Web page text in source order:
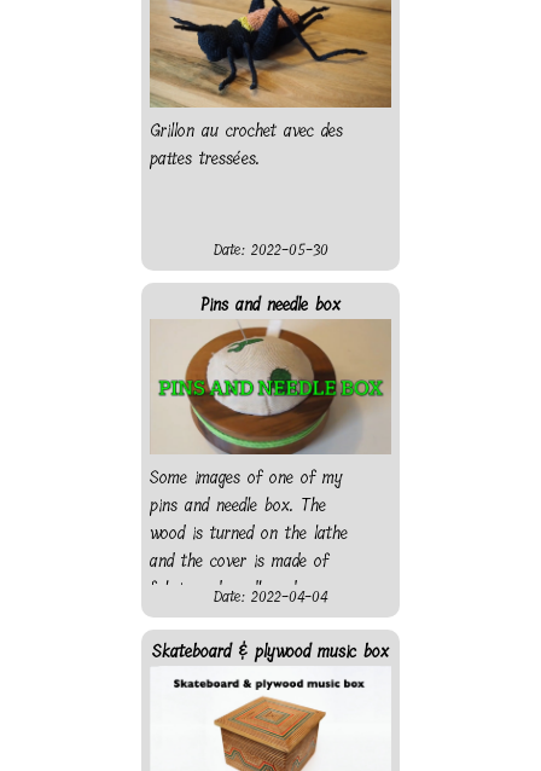
Grillon au crochet avec des
pattes tressées.
Date: 2022-05-30
Pins and needle box
Some images of one of my
pins and needle box. The
wood is turned on the lathe
and the cover is made of
fabric and cardboard.
Date: 2022-04-04
Skateboard & plywood music box